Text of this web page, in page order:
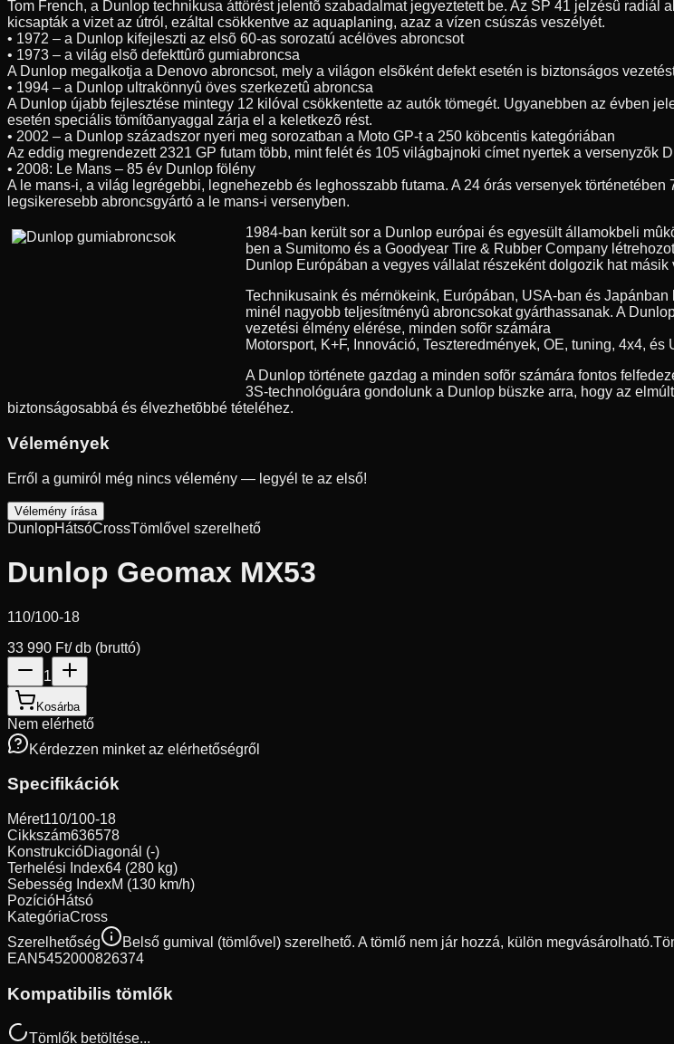
Tom French, a Dunlop technikusa áttörést jelentõ szabadalmat jegyeztetett be. Az SP 41 jelzésû radiál
kicsapták a vizet az útról, ezáltal csökkentve az aquaplaning, azaz a vízen csúszás veszélyét.
• 1972 – a Dunlop kifejleszti az elsõ 60-as sorozatú acélöves abroncsot
• 1973 – a világ elsõ defekttûrõ gumiabroncsa
A Dunlop megalkotja a Denovo abroncsot, mely a világon elsõként defekt esetén is biztonságos
• 1994 – a Dunlop ultrakönnyû öves szerkezetû abroncsa
A Dunlop újabb fejlesztése mintegy 12 kilóval csökkentette az autók tömegét. Ugyanebben az évben
esetén speciális tömítõanyaggal zárja el a keletkezõ rést.
• 2002 – a Dunlop századszor nyeri meg sorozatban a Moto GP-t a 250 köbcentis kategóriában
Az eddig megrendezett 2321 GP futam több, mint felét és 105 világbajnoki címet nyertek a versenyzõk
• 2008: Le Mans – 85 év Dunlop fölény
A le mans-i, a világ legrégebbi, legnehezebb és leghosszabb futama. A 24 órás versenyek
legsikeresebb abroncsgyártó a le mans-i versenyben.
1984-ban került sor a Dunlop európai és egyesült államokbeli
ben a Sumitomo és a Goodyear Tire & Rubber Company
Dunlop Európában a vegyes vállalat részeként dolgozik hat
Technikusaink és mérnökeink, Európában, USA-ban és
minél nagyobb teljesítményû abroncsokat gyárthassanak. A
vezetési élmény elérése, minden sofõr számára
Motorsport, K+F, Innováció, Teszteredmények, OE, tuning, 4x4, és
A Dunlop története gazdag a minden sofõr számára fontos
3S-technológuára gondolunk a Dunlop büszke arra, hogy az
biztonságosabbá és élvezhetõbbé tételéhez.
Vélemények
Erről a gumiról még nincs vélemény — legyél te az első!
Vélemény írása
DunlopHátsóCrossTömlővel szerelhető
Dunlop Geomax MX53
110/100-18
33 990 Ft/ db (bruttó)
1
Kosárba
Nem elérhető
Kérdezzen minket az elérhetőségről
Specifikációk
Méret110/100-18
Cikkszám636578
KonstrukcióDiagonál (-)
Terhelési Index64 (280 kg)
Sebesség IndexM (130 km/h)
PozícióHátsó
KategóriaCross
Szerelhetőség
Belső gumival (tömlővel) szerelhető. A tömlő nem jár hozzá, külön megvásárolható.
EAN5452000826374
Kompatibilis tömlők
Tömlők betöltése...